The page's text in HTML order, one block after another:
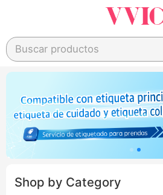
Buscar productos
Shop by Category